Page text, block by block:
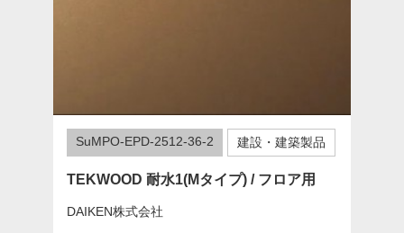
SuMPO-EPD-2512-36-2 建設・建築製品
TEKWOOD 耐水1(Mタイプ) / フロア用
DAIKEN株式会社